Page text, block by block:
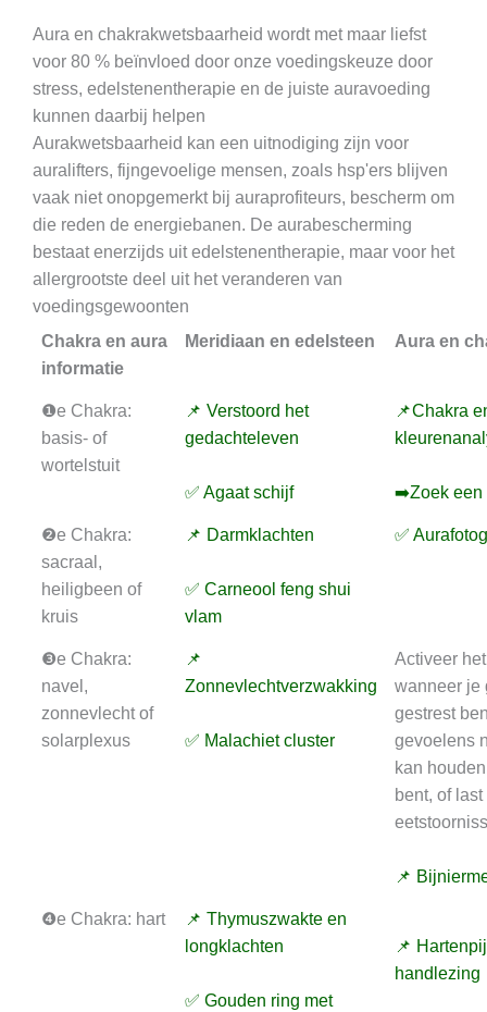
Aura en chakrakwetsbaarheid wordt met maar liefst
voor 80 % beïnvloed door onze voedingskeuze door
stress, edelstenentherapie en de juiste auravoeding
kunnen daarbij helpen
Aurakwetsbaarheid kan een uitnodiging zijn voor
auralifters, fijngevoelige mensen, zoals hsp'ers blijven
vaak niet onopgemerkt bij auraprofiteurs, bescherm om
die reden de energiebanen. De aurabescherming
bestaat enerzijds uit edelstenentherapie, maar voor het
allergrootste deel uit het veranderen van
voedingsgewoonten
Chakra en aura
informatie
Meridiaan en edelsteen Aura en
❶e Chakra:
basis- of
wortelstuit
📌 Verstoord het
gedachteleven
✅ Agaat schijf
📌Chakra
➡️Zoek een
❷e Chakra:
sacraal,
heiligbeen of
kruis
📌 Darmklachten
✅ Carneool feng shui
vlam
✅
❸e Chakra:
navel,
zonnevlecht of
solarplexus
📌
Zonnevlechtverzwakking
✅ Malachiet cluster
Activeer
wanneer je
gestrest
gevoelens
kan
bent, of
📌
❹e Chakra: hart
📌 Thymuszwakte en
longklachten
✅ Gouden ring met
📌
handlezing